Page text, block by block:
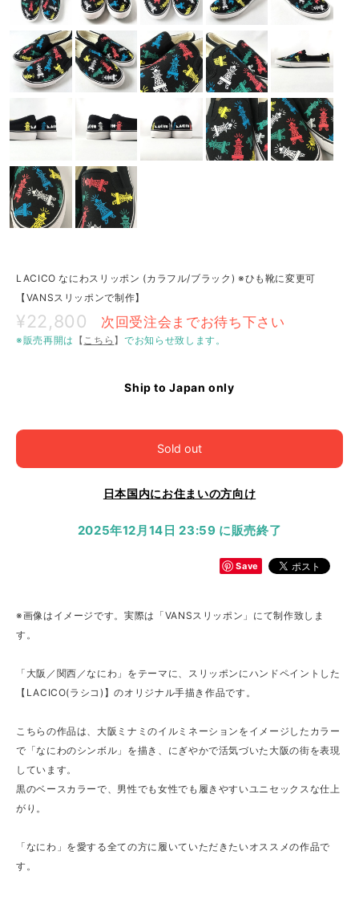
LACICO なにわスリッポン (カラフル/ブラック) ※ひも靴に変更可
【VANSスリッポンで制作】
¥22,800 次回受注会までお待ち下さい
※販売再開は 【こちら 】でお知らせ致します。
Ship to Japan only
Sold out
日本国内にお住まいの方向け
2025年12月14日 23:59 に販売終了
Save
※画像はイメージです。実際は「VANSスリッポン」にて制作致しま
す。
「大阪／関西／なにわ」をテーマに、スリッポンにハンドペイントした
【LACICO(ラシコ)】のオリジナル手描き作品です。
こちらの作品は、大阪ミナミのイルミネーションをイメージしたカラー
で「なにわのシンボル」を描き、にぎやかで活気づいた大阪の街を表現
しています。
黒のベースカラーで、男性でも女性でも履きやすいユニセックスな仕上
がり。
「なにわ」を愛する全ての方に履いていただきたいオススメの作品で
す。